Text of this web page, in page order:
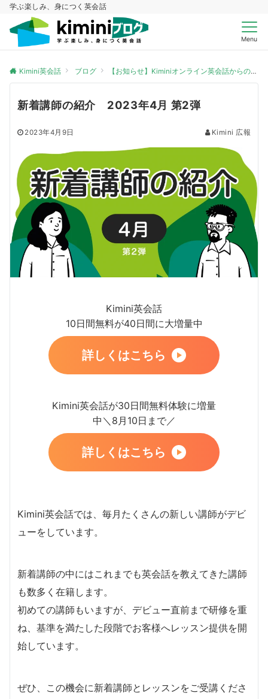
学ぶ楽しみ、身につく英会話
Menu
Kimini英会話 ブログ 【お知らせ】Kiminiオンライン英会話からのお知らせ
新着講師の紹介 2023年4月 第2弾
2023年4月9日 Kimini 広報
Kimini英会話
10日間無料が40日間に大増量中
詳しくはこちら
Kimini英会話が30日間無料体験に増量
中＼8月10日まで／
詳しくはこちら
Kimini英会話では、毎月たくさんの新しい講師がデビ
ューをしています。
新着講師の中にはこれまでも英会話を教えてきた講師
も数多く在籍します。
​初めての講師もいますが、デビュー直前まで研修を重
ね、基準を満たした段階でお客様へレッスン提供を開
始しています。
​ぜひ、この機会に新着講師とレッスンをご受講くださ